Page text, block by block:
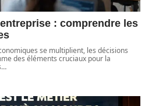
: comprendre les
se multiplient, les décisions
des éléments cruciaux pour la
…